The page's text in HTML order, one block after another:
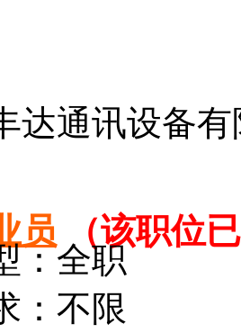
达通讯设备
员
（该职位
：全职
：不限